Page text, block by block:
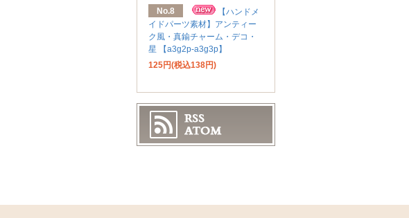
No.8
【ハンドメ
イドパーツ素材】アンティー
ク風・真鍮チャーム・デコ・
星 【a3g2p-a3g3p】
125円(税込138円)